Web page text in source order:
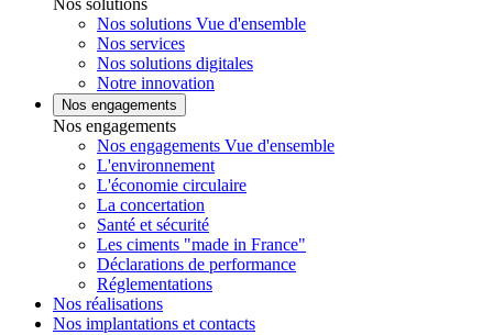
Nos solutions
Nos solutions Vue d'ensemble
Nos services
Nos solutions digitales
Notre innovation
Nos engagements
Nos engagements
Nos engagements Vue d'ensemble
L'environnement
L'économie circulaire
La concertation
Santé et sécurité
Les ciments "made in France"
Déclarations de performance
Réglementations
Nos réalisations
Nos implantations et contacts